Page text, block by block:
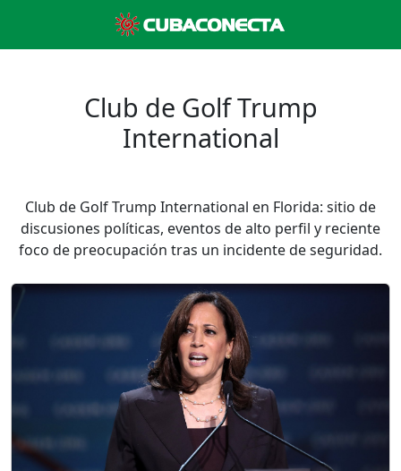
Club de Golf Trump
International
Club de Golf Trump International en Florida: sitio de
discusiones políticas, eventos de alto perfil y reciente
foco de preocupación tras un incidente de seguridad.